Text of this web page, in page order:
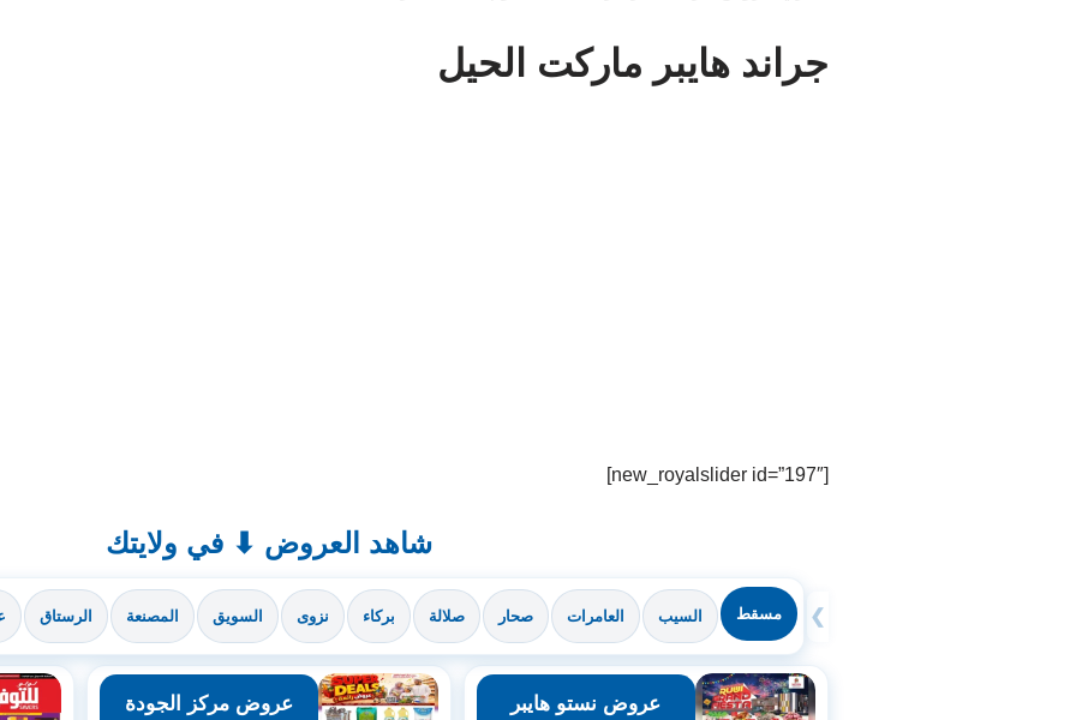
جراند هايبر ماركت الحيل
[new_royalslider id=”197″]
شاهد العروض ⬇ في ولايتك
مسقط السيب العامرات صحار صلالة بركاء نزوى السويق المصنعة الرستاق ❯
عروض نستو هايبر
عروض مركز الجودة